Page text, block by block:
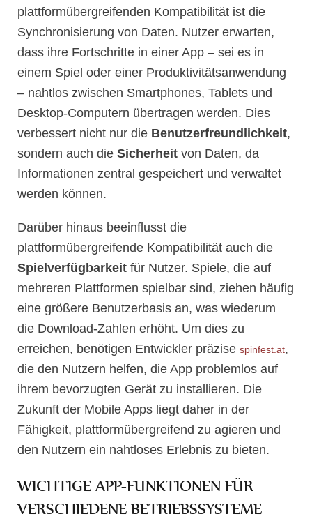
plattformübergreifenden Kompatibilität ist die
Synchronisierung von Daten. Nutzer erwarten,
dass ihre Fortschritte in einer App – sei es in
einem Spiel oder einer Produktivitätsanwendung
– nahtlos zwischen Smartphones, Tablets und
Desktop-Computern übertragen werden. Dies
verbessert nicht nur die Benutzerfreundlichkeit,
sondern auch die Sicherheit von Daten, da
Informationen zentral gespeichert und verwaltet
werden können.
Darüber hinaus beeinflusst die
plattformübergreifende Kompatibilität auch die
Spielverfügbarkeit für Nutzer. Spiele, die auf
mehreren Plattformen spielbar sind, ziehen häufig
eine größere Benutzerbasis an, was wiederum
die Download-Zahlen erhöht. Um dies zu
erreichen, benötigen Entwickler präzise spinfest.at,
die den Nutzern helfen, die App problemlos auf
ihrem bevorzugten Gerät zu installieren. Die
Zukunft der Mobile Apps liegt daher in der
Fähigkeit, plattformübergreifend zu agieren und
den Nutzern ein nahtloses Erlebnis zu bieten.
WICHTIGE APP-FUNKTIONEN FÜR
VERSCHIEDENE BETRIEBSSYSTEME